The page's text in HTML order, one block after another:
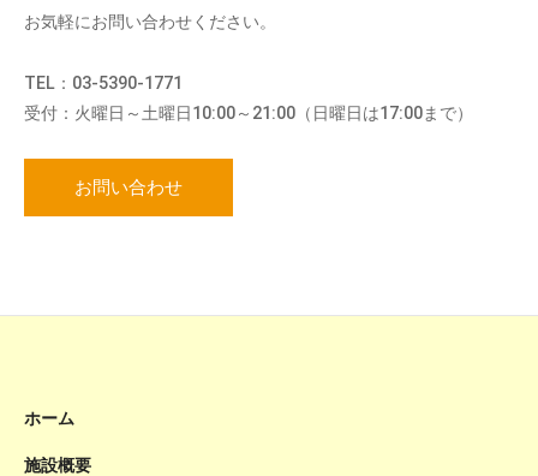
お気軽にお問い合わせください。
TEL：03-5390-1771
受付：火曜日～土曜日10:00～21:00（日曜日は17:00まで）
お問い合わせ
ホーム
施設概要